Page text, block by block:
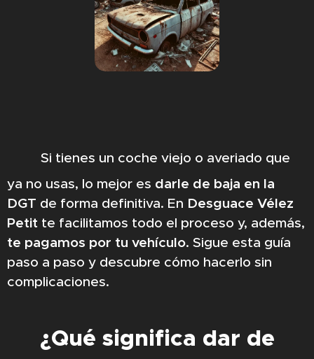
Si tienes un coche viejo o averiado que
ya no usas, lo mejor es darle de baja en la
DGT de forma definitiva. En Desguace Vélez
Petit te facilitamos todo el proceso y, además,
te pagamos por tu vehículo. Sigue esta guía
paso a paso y descubre cómo hacerlo sin
complicaciones.
¿Qué significa dar de